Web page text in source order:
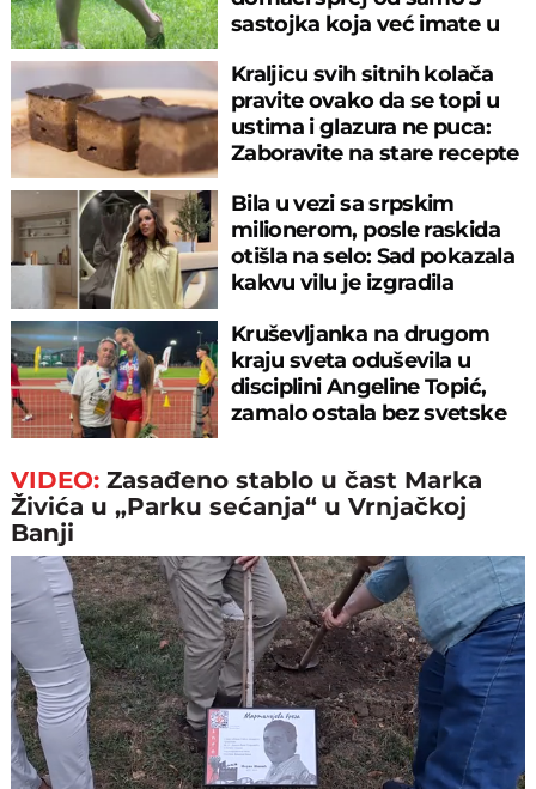
sastojka koja već imate u
Kraljicu svih sitnih kolača
pravite ovako da se topi u
ustima i glazura ne puca:
Zaboravite na stare recepte
Bila u vezi sa srpskim
milionerom, posle raskida
otišla na selo: Sad pokazala
kakvu vilu je izgradila
Kruševljanka na drugom
kraju sveta oduševila u
disciplini Angeline Topić,
zamalo ostala bez svetske
VIDEO:Zasađeno stablo u čast Marka
Živića u „Parku sećanja“ u Vrnjačkoj
Banji